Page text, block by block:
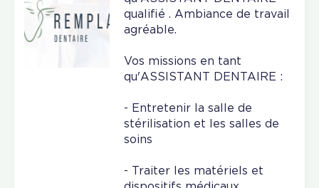
qualifié . Ambiance de travail
agréable.
Vos missions en tant
qu'ASSISTANT DENTAIRE :
- Entretenir la salle de
stérilisation et les salles de
soins
- Traiter les matériels et